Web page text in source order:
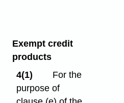
Exempt credit
products
4(1)
For the
purpose of